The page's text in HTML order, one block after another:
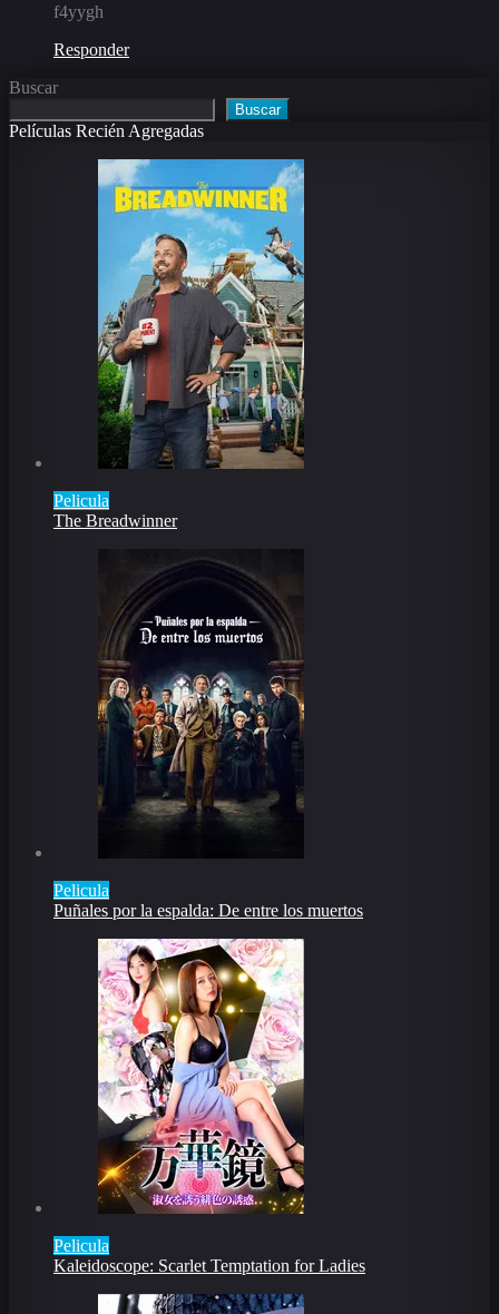
f4yygh
Responder
Buscar
Buscar
Películas Recién Agregadas
Pelicula
The Breadwinner
Pelicula
Puñales por la espalda: De entre los muertos
Pelicula
Kaleidoscope: Scarlet Temptation for Ladies